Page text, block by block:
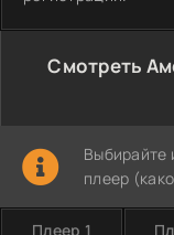
Смотреть
Выбирайте
плеер
Плеер 1